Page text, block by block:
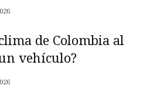
de Colombia al
vehículo?